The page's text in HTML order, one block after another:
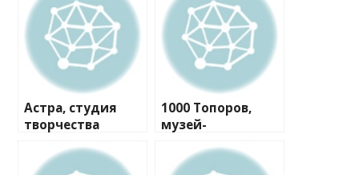
Астра, студия
творчества
1000 Топоров,
музей-